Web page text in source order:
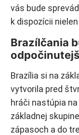
vás bude
k dispozícii
Brazílčania
Brazília si na
vytvorila pred
hráči nastúpia
základnej
zápasoch a do